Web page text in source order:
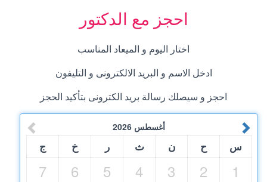
احجز مع الدكتور
اختار اليوم و الميعاد المناسب
ادخل الاسم و البريد الالكترونى و التليفون
احجز و سيصلك رسالة بريد الكترونى بتأكيد الحجز
أغسطس 2026
س ح ن ث ر خ ج
1
2
3
4
5
6
7